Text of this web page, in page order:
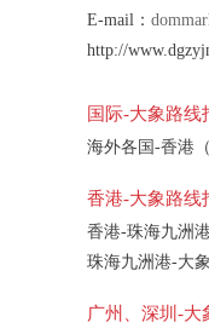
E-mail：
http://
国际-大象路线
海外各国-香港
香港-大象路线
香港-珠海九洲
珠海九洲港-大
广州、深圳-大